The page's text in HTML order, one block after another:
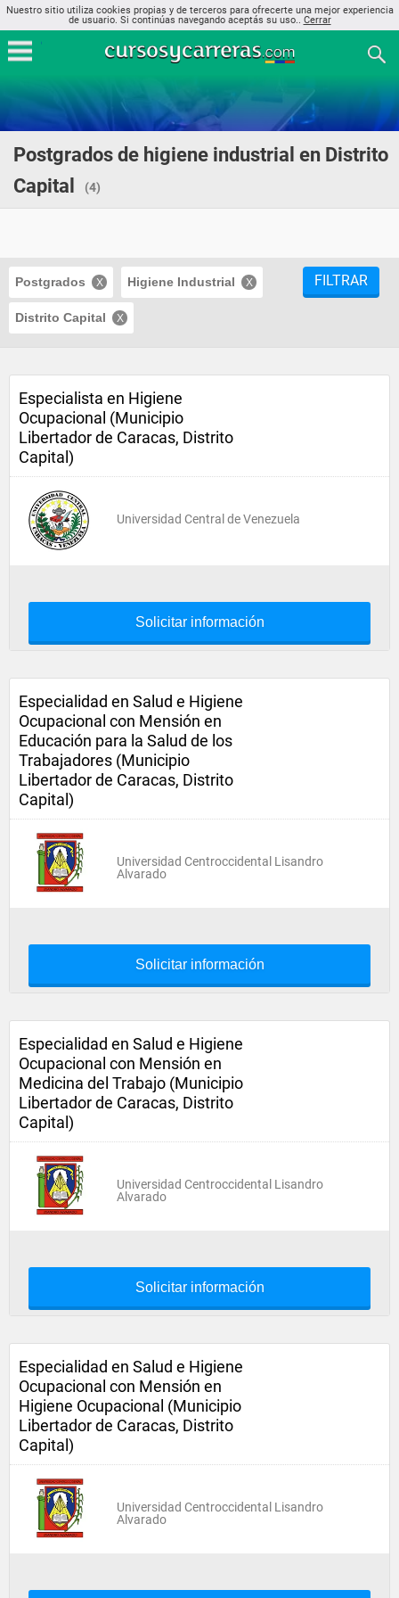
Nuestro sitio utiliza cookies propias y de terceros para ofrecerte una mejor experiencia
de usuario. Si continúas navegando aceptás su uso.. Cerrar
Postgrados de higiene industrial en Distrito
Capital
(4)
Postgrados Higiene Industrial
Distrito Capital
FILTRAR
Especialista en Higiene
Ocupacional (Municipio
Libertador de Caracas, Distrito
Capital)
Universidad Central de Venezuela
Solicitar información
Especialidad en Salud e Higiene
Ocupacional con Mensión en
Educación para la Salud de los
Trabajadores (Municipio
Libertador de Caracas, Distrito
Capital)
Universidad Centroccidental Lisandro
Alvarado
Solicitar información
Especialidad en Salud e Higiene
Ocupacional con Mensión en
Medicina del Trabajo (Municipio
Libertador de Caracas, Distrito
Capital)
Universidad Centroccidental Lisandro
Alvarado
Solicitar información
Especialidad en Salud e Higiene
Ocupacional con Mensión en
Higiene Ocupacional (Municipio
Libertador de Caracas, Distrito
Capital)
Universidad Centroccidental Lisandro
Alvarado